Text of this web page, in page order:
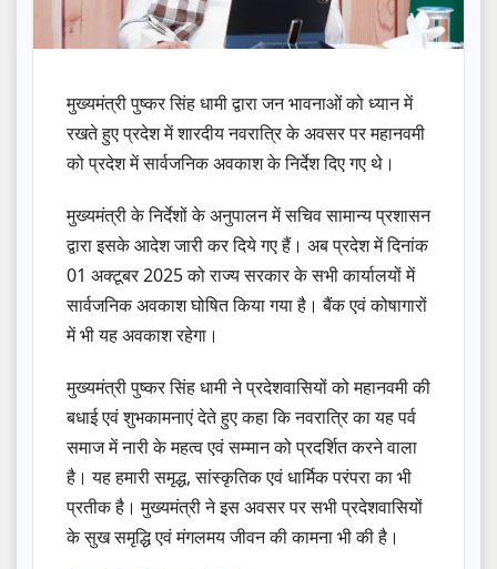
मुख्यमंत्री पुष्कर सिंह धामी द्वारा जन भावनाओं को ध्यान में
रखते हुए प्रदेश में शारदीय नवरात्रि के अवसर पर महानवमी
को प्रदेश में सार्वजनिक अवकाश के निर्देश दिए गए थे।
मुख्यमंत्री के निर्देशों के अनुपालन में सचिव सामान्य प्रशासन
द्वारा इसके आदेश जारी कर दिये गए हैं। अब प्रदेश में दिनांक
01 अक्टूबर 2025 को राज्य सरकार के सभी कार्यालयों में
सार्वजनिक अवकाश घोषित किया गया है। बैंक एवं कोषागारों
में भी यह अवकाश रहेगा।
मुख्यमंत्री पुष्कर सिंह धामी ने प्रदेशवासियों को महानवमी की
बधाई एवं शुभकामनाएं देते हुए कहा कि नवरात्रि का यह पर्व
समाज में नारी के महत्व एवं सम्मान को प्रदर्शित करने वाला
है। यह हमारी समृद्ध, सांस्कृतिक एवं धार्मिक परंपरा का भी
प्रतीक है। मुख्यमंत्री ने इस अवसर पर सभी प्रदेशवासियों
के सुख समृद्धि एवं मंगलमय जीवन की कामना भी की है।